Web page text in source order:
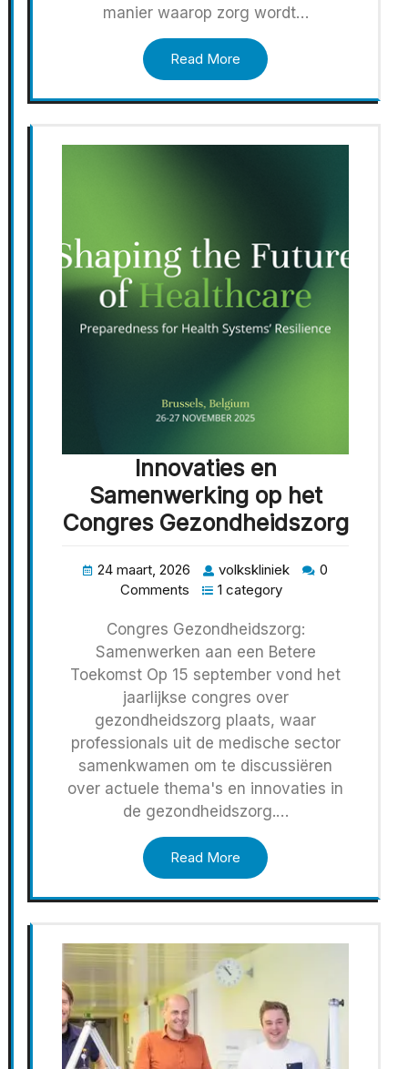
manier waarop zorg wordt…
Read More
Innovaties en
Samenwerking op het
Congres Gezondheidszorg
24 maart, 2026 volkskliniek
0
Comments
1 category
Congres Gezondheidszorg:
Samenwerken aan een Betere
Toekomst Op 15 september vond het
jaarlijkse congres over
gezondheidszorg plaats, waar
professionals uit de medische sector
samenkwamen om te discussiëren
over actuele thema's en innovaties in
de gezondheidszorg.…
Read More